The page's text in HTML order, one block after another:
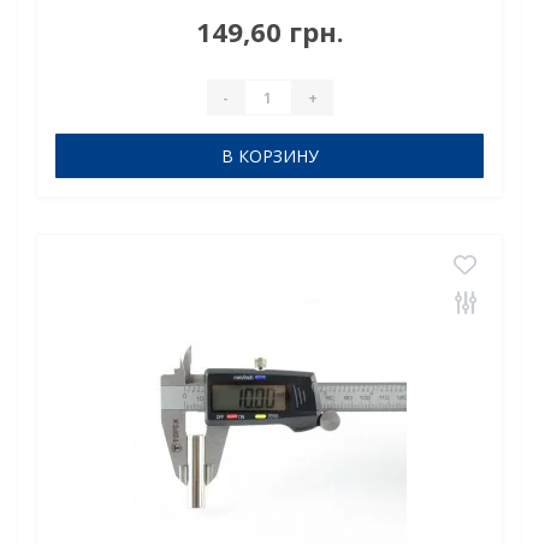
магнит стержень 12х25: основные хара..
149,60 грн.
- +
В КОРЗИНУ